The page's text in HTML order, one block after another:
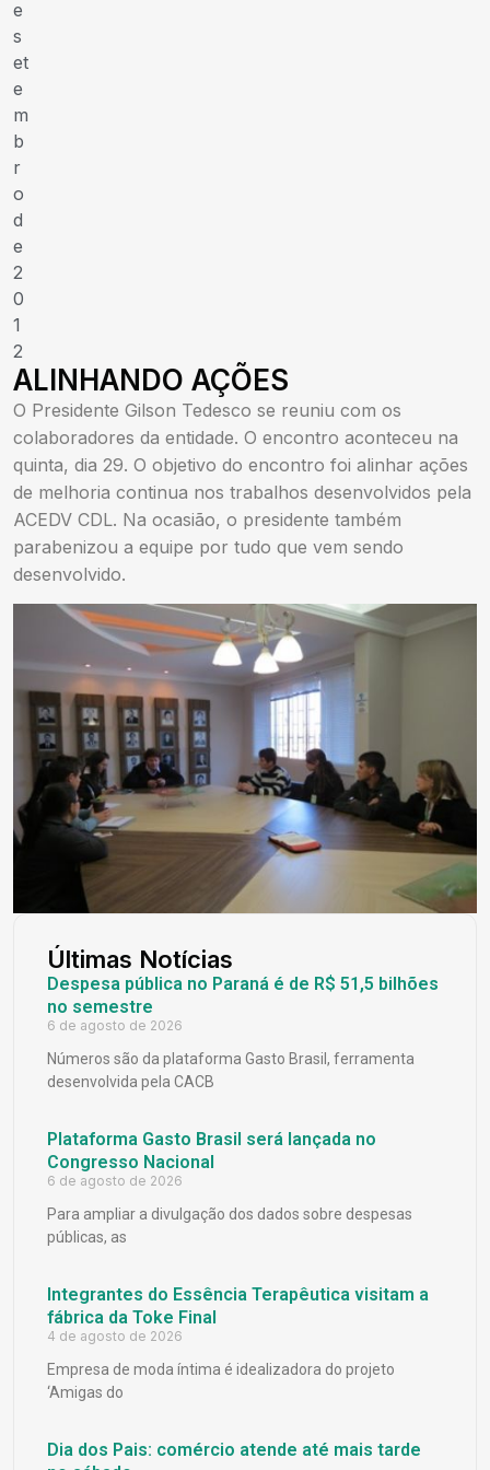
e
s
et
e
m
b
r
o
d
e
2
0
1
2
ALINHANDO AÇÕES
O Presidente Gilson Tedesco se reuniu com os
colaboradores da entidade. O encontro aconteceu na
quinta, dia 29. O objetivo do encontro foi alinhar ações
de melhoria continua nos trabalhos desenvolvidos pela
ACEDV CDL. Na ocasião, o presidente também
parabenizou a equipe por tudo que vem sendo
desenvolvido.
Últimas Notícias
Despesa pública no Paraná é de R$ 51,5 bilhões
no semestre
6 de agosto de 2026
Números são da plataforma Gasto Brasil, ferramenta
desenvolvida pela CACB
Plataforma Gasto Brasil será lançada no
Congresso Nacional
6 de agosto de 2026
Para ampliar a divulgação dos dados sobre despesas
públicas, as
Integrantes do Essência Terapêutica visitam a
fábrica da Toke Final
4 de agosto de 2026
Empresa de moda íntima é idealizadora do projeto
‘Amigas do
Dia dos Pais: comércio atende até mais tarde